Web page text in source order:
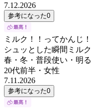
7.12.2026
参考になった0
ミルク！！ってかんじ！
シュッとした瞬間ミル
春・冬・普段使い・明
20代前半 ・ 女性
7.11.2026
参考になった0